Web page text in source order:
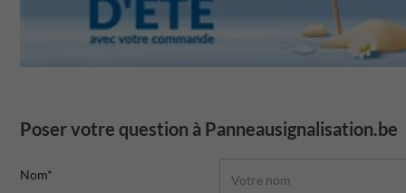
Poser votre question à Panneausignalisation.be
Nom*